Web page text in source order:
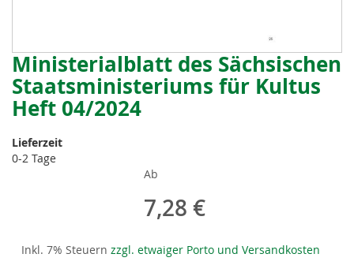
Ministerialblatt des Sächsischen
Staatsministeriums für Kultus
Heft 04/2024
Lieferzeit
0-2 Tage
Ab
7,28 €
Inkl. 7% Steuern zzgl. etwaiger Porto und Versandkosten
Zum
Anfang
der
Bildergalerie